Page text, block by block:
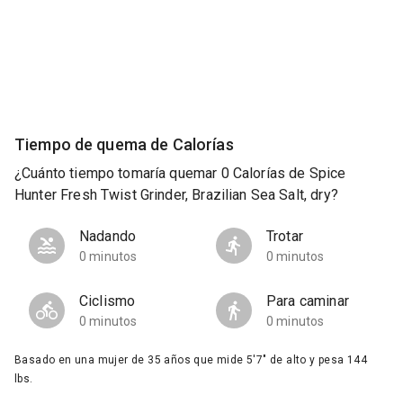
Tiempo de quema de Calorías
¿Cuánto tiempo tomaría quemar 0 Calorías de Spice
Hunter Fresh Twist Grinder, Brazilian Sea Salt, dry?
Nadando
0 minutos
Trotar
0 minutos
Ciclismo
0 minutos
Para caminar
0 minutos
Basado en una mujer de 35 años que mide 5'7" de alto y pesa 144
lbs.